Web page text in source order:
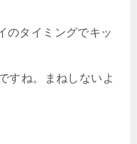
のタイミングでキッ
すね。まねしないよ